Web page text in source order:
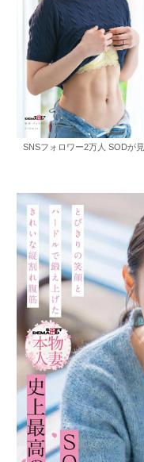
SNSフォロワー2万人 SODが